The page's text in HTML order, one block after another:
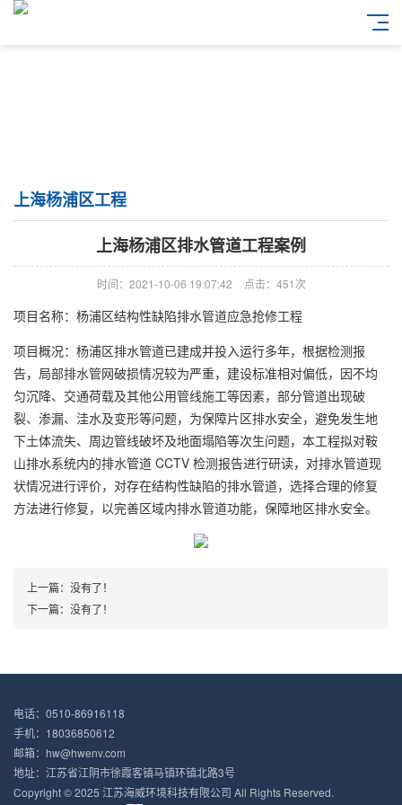
上海杨浦区工程
上海杨浦区排水管道工程案例
时间：2021-10-06 19:07:42 点击：451次
项目名称：杨浦区结构性缺陷排水管道应急抢修工程
项目概况：杨浦区排水管道已建成并投入运行多年，根据检测报
告，局部排水管网破损情况较为严重，建设标准相对偏低，因不均
匀沉降、交通荷载及其他公用管线施工等因素，部分管道出现破
裂、渗漏、洼水及变形等问题，为保障片区排水安全，避免发生地
下土体流失、周边管线破坏及地面塌陷等次生问题，本工程拟对鞍
山排水系统内的排水管道 CCTV 检测报告进行研读，对排水管道现
状情况进行评价，对存在结构性缺陷的排水管道，选择合理的修复
方法进行修复，以完善区域内排水管道功能，保障地区排水安全。
上一篇：没有了！
下一篇：没有了！
电话：0510-86916118
手机：18036850612
邮箱：hw@hwenv.com
地址：江苏省江阴市徐霞客镇马镇环镇北路3号
Copyright © 2025 江苏海威环境科技有限公司 All Rights Reserved.